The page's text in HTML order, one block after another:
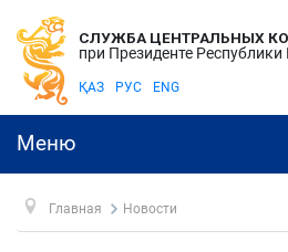
СЛУЖБА ЦЕНТРАЛЬНЫХ
при Президенте Республики
ҚАЗ РУС ENG
Меню
Главная Новости